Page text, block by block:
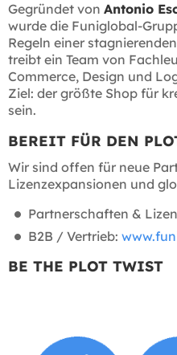
Gegründet von Antonio
wurde die Funiglobal-
Regeln einer
treibt ein Team von
Commerce, Design und
Ziel: der größte Shop für
sein.
BEREIT FÜR DEN
Wir sind offen für neue
Lizenzexpansionen und
Partnerschaften &
B2B / Vertrieb:
BE THE PLOT TWIST